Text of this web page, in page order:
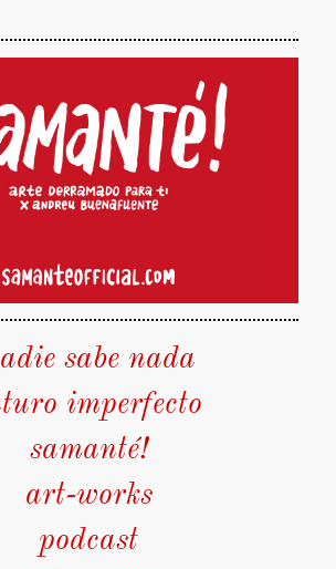
sabe nada
imperfecto
samanté!
art-works
podcast